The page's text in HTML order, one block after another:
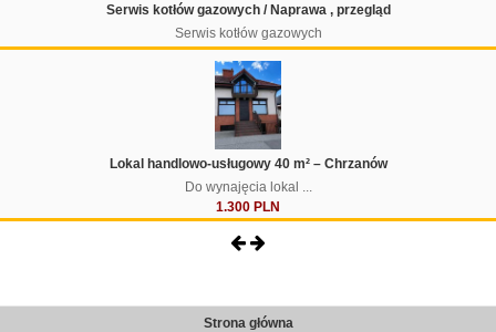
Serwis kotłów gazowych / Naprawa , przegląd
Serwis kotłów gazowych
Lokal handlowo-usługowy 40 m² – Chrzanów
Do wynajęcia lokal ...
1.300 PLN
Strona główna